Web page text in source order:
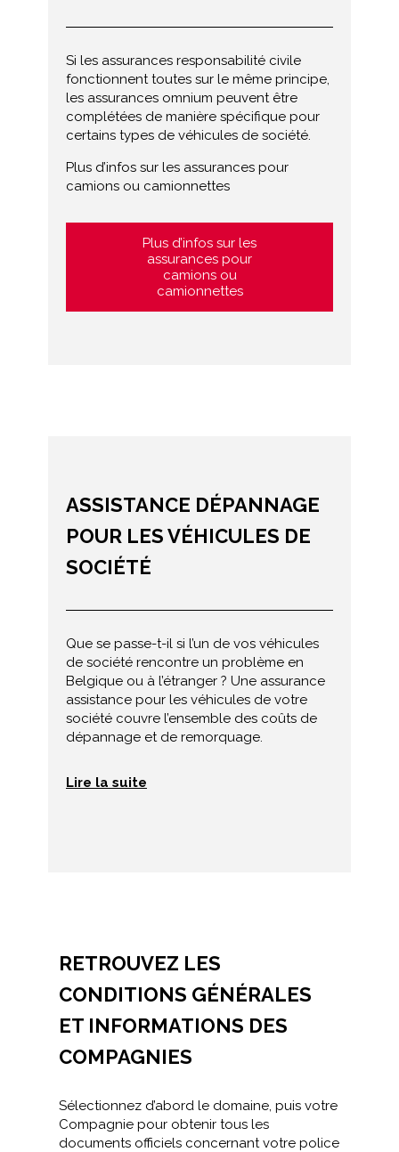
Si les assurances responsabilité civile
fonctionnent toutes sur le même principe,
les assurances omnium peuvent être
complétées de manière spécifique pour
certains types de véhicules de société.
Plus d’infos sur les assurances pour
camions ou camionnettes
Plus d’infos sur les
assurances pour
camions ou
camionnettes
ASSISTANCE DÉPANNAGE
POUR LES VÉHICULES DE
SOCIÉTÉ
Que se passe-t-il si l’un de vos véhicules
de société rencontre un problème en
Belgique ou à l’étranger ? Une assurance
assistance pour les véhicules de votre
société couvre l’ensemble des coûts de
dépannage et de remorquage.
Lire la suite
RETROUVEZ LES
CONDITIONS GÉNÉRALES
ET INFORMATIONS DES
COMPAGNIES
Sélectionnez d’abord le domaine, puis votre
Compagnie pour obtenir tous les
documents officiels concernant votre police